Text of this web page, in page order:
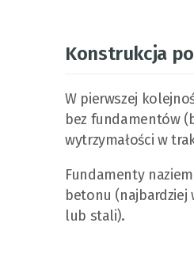
Konstrukcja
W pierwszej
bez fundamentów
wytrzymałości w
Fundamenty
betonu (najbardziej
lub stali).